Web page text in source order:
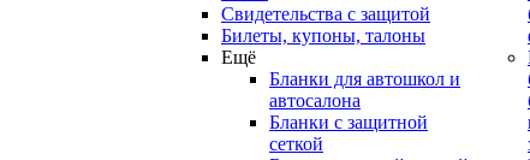
Свидетельства с защитой
Билеты, купоны, талоны
Ещё
Бланки для автошкол и
автосалона
Бланки с защитной
сеткой